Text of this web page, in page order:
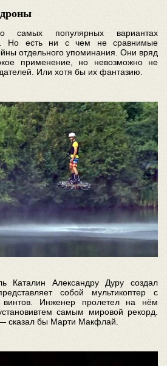
популярных вариантах
Но есть ни с чем не сравнимые
отдельного упоминания. Они вряд
применение, но невозможно не
Или хотя бы их фантазию.
Каталин Александру Дуру создал
собой мультикоптер с
винтов. Инженер пролетел на нём
самым мировой рекорд.
сказал бы Марти Макфлай.